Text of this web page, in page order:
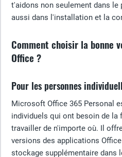
t'aidons non seulement dans le
aussi dans l'installation et la
Comment choisir la bonne
Office ?
Pour les personnes
Microsoft Office 365 Personal
individuels qui ont besoin de la
travailler de n'importe où. Il
versions des applications
stockage supplémentaire dans